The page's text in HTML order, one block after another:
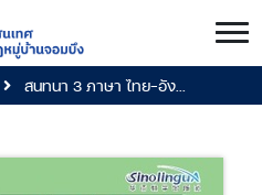
สนทนา 3 ภาษา ไทย-อัง...